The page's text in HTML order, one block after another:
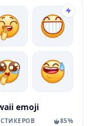
emoji
СТИКЕРОВ 85%